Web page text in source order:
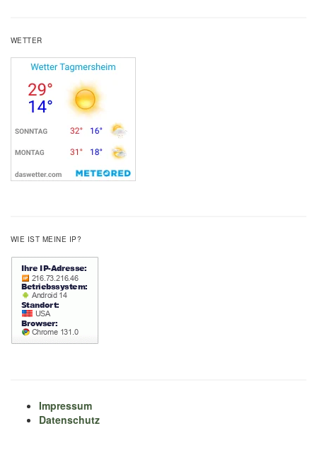
WETTER
WIE IST MEINE IP?
Impressum
Datenschutz